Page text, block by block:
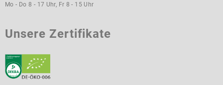
Mo - Do 8 - 17 Uhr, Fr 8 - 15 Uhr
Unsere Zertifikate